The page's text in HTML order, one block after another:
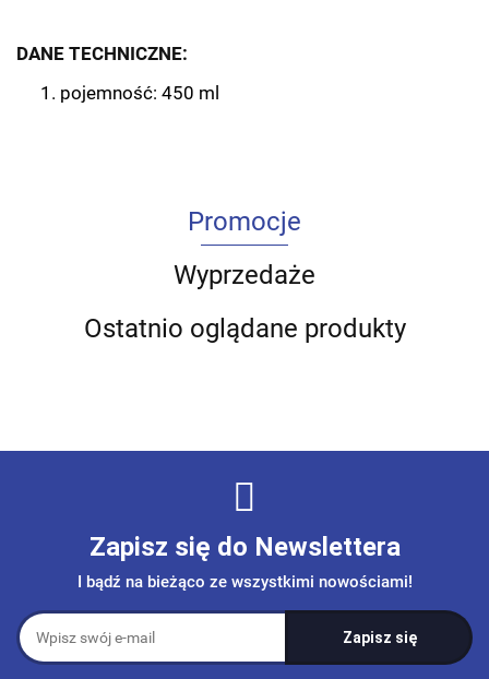
DANE TECHNICZNE:
pojemność: 450 ml
Promocje
Wyprzedaże
Ostatnio oglądane produkty
Zapisz się do Newslettera
I bądź na bieżąco ze wszystkimi nowościami!